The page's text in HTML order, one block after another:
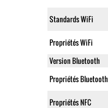
Standards WiFi
Propriétés WiFi
Version Bluetooth
Propriétés Bluetooth
Propriétés NFC